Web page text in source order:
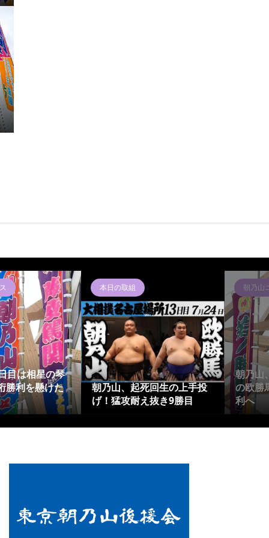
目は相星の琴
勝利を懸けた
本日の取組
朝乃山、起死回生の上手投
げ！猛攻耐え抜き9勝目
朝乃山
朝乃山
の欧勝
利へ